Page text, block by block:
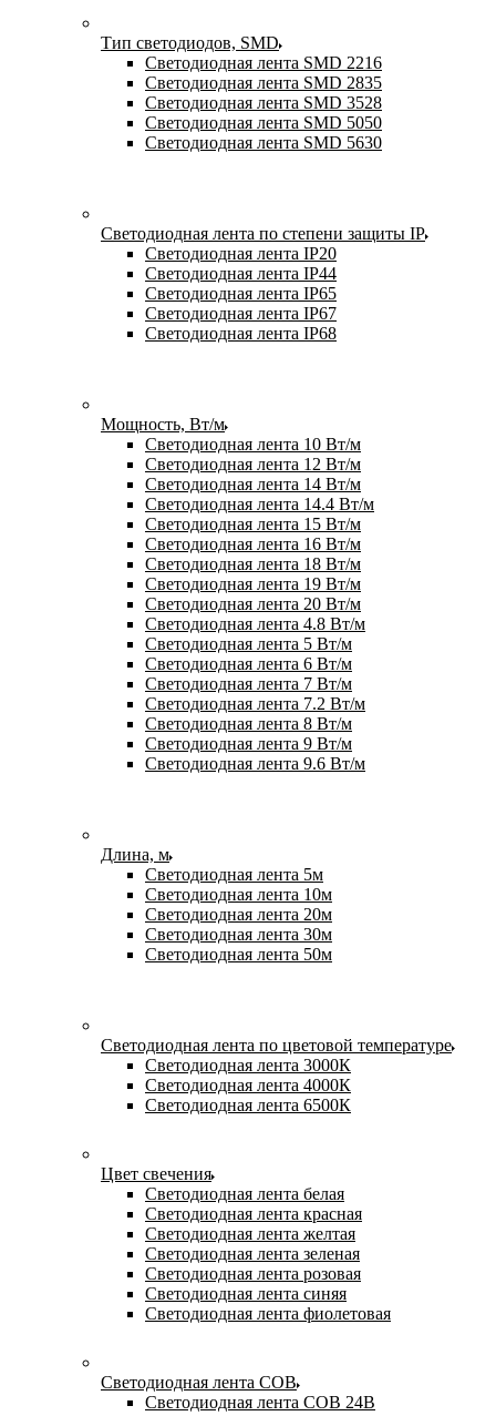
Тип светодиодов, SMD
Cветодиодная лента SMD 2216
Светодиодная лента SMD 2835
Светодиодная лента SMD 3528
Светодиодная лента SMD 5050
Светодиодная лента SMD 5630
Светодиодная лента по степени защиты IP
Светодиодная лента IP20
Светодиодная лента IP44
Светодиодная лента IP65
Светодиодная лента IP67
Светодиодная лента IP68
Мощность, Вт/м
Светодиодная лента 10 Вт/м
Светодиодная лента 12 Вт/м
Светодиодная лента 14 Вт/м
Светодиодная лента 14.4 Вт/м
Светодиодная лента 15 Вт/м
Светодиодная лента 16 Вт/м
Светодиодная лента 18 Вт/м
Светодиодная лента 19 Вт/м
Светодиодная лента 20 Вт/м
Светодиодная лента 4.8 Вт/м
Светодиодная лента 5 Вт/м
Светодиодная лента 6 Вт/м
Светодиодная лента 7 Вт/м
Светодиодная лента 7.2 Вт/м
Светодиодная лента 8 Вт/м
Светодиодная лента 9 Вт/м
Светодиодная лента 9.6 Вт/м
Длина, м
Светодиодная лента 5м
Светодиодная лента 10м
Светодиодная лента 20м
Светодиодная лента 30м
Светодиодная лента 50м
Светодиодная лента по цветовой температуре
Светодиодная лента 3000К
Светодиодная лента 4000К
Светодиодная лента 6500К
Цвет свечения
Светодиодная лента белая
Светодиодная лента красная
Светодиодная лента желтая
Светодиодная лента зеленая
Светодиодная лента розовая
Светодиодная лента синяя
Светодиодная лента фиолетовая
Светодиодная лента COB
Светодиодная лента COB 24В